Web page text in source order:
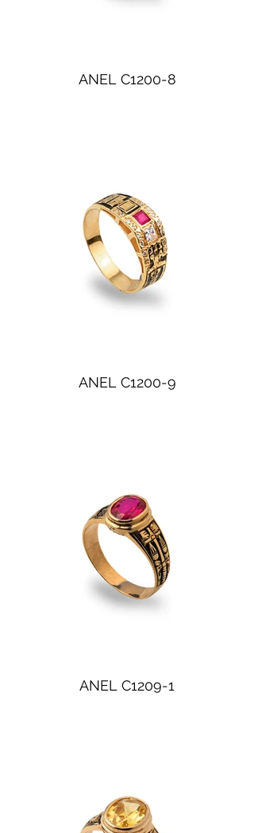
ANEL C1200-8
ANEL C1200-9
ANEL C1209-1